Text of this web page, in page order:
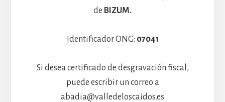
de BIZUM.
Identificador ONG: 07041
Si desea certificado de desgravación fiscal,
puede escribir un correo a
abadia@valledeloscaidos.es